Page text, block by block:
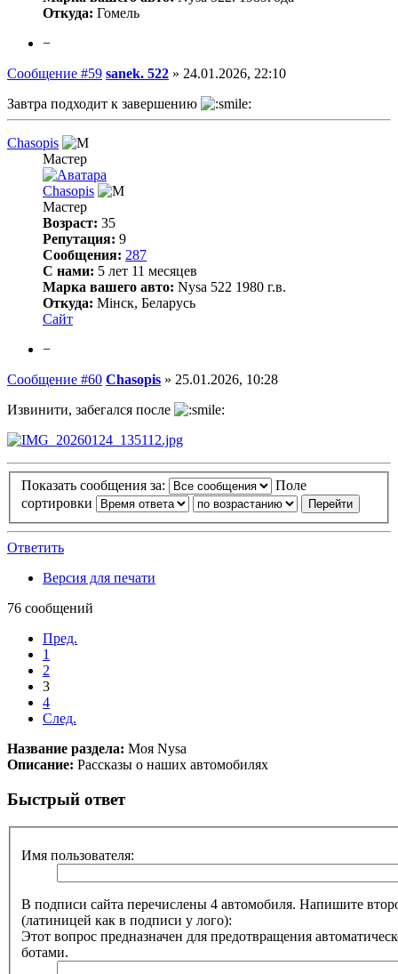
Откуда: Гомель
−
Сообщение #59 sanek. 522 » 24.01.2026, 22:10
Завтра подходит к завершению
Chasopis
Мастер
Chasopis
Мастер
Возраст: 35
Репутация: 9
Сообщения: 287
С нами: 5 лет 11 месяцев
Марка вашего авто: Nysa 522 1980 г.в.
Откуда: Мінск, Беларусь
Сайт
−
Сообщение #60 Chasopis » 25.01.2026, 10:28
Извинити, забегался после
Показать сообщения за:
Поле
сортировки
Ответить
Версия для печати
76 сообщений
Пред.
1
2
3
4
След.
Название раздела: Моя Nysa
Описание: Рассказы о наших автомобилях
Быстрый ответ
Имя пользователя:
В подписи сайта перечислены 4 автомобиля. Напишите
(латиницей как в подписи у лого):
Этот вопрос предназначен для предотвращения
ботами.